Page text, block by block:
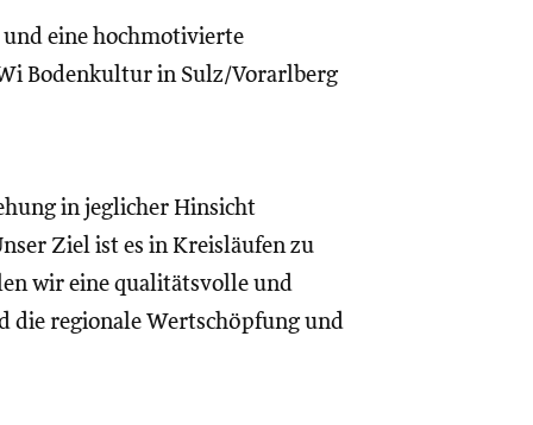
eine hochmotivierte
Bodenkultur in Sulz/Vorarlberg
in jeglicher Hinsicht
Ziel ist es in Kreisläufen zu
wir eine qualitätsvolle und
die regionale Wertschöpfung und